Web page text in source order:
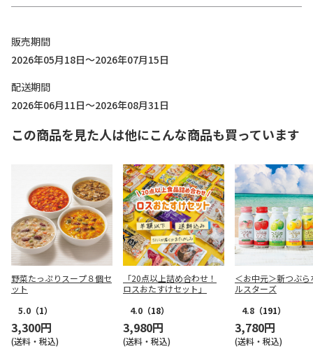
販売期間
2026年05月18日～2026年07月15日
配送期間
2026年06月11日～2026年08月31日
この商品を見た人は他にこんな商品も買っています
野菜たっぷりスープ８個セ
ット
5.0 （1）
3,300円
(送料・税込)
「20点以上詰め合わせ！
ロスおたすけセット」
4.0 （18）
3,980円
(送料・税込)
＜お中元＞新つぶら
ルスターズ
4.8 （191）
3,780円
(送料・税込)